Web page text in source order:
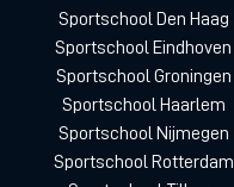
Sportschool Den Haag
Sportschool Eindhoven
Sportschool Groningen
Sportschool Haarlem
Sportschool Nijmegen
Sportschool Rotterdam